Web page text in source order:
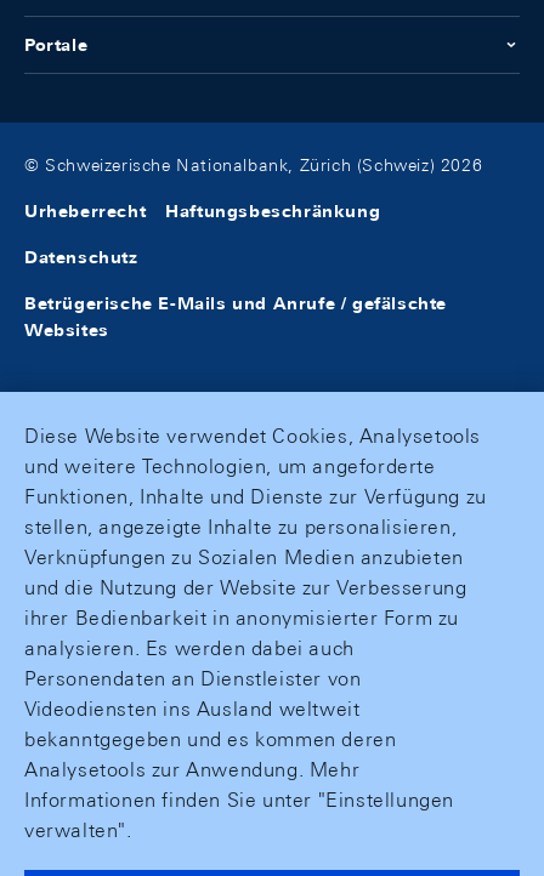
Portale
© Schweizerische Nationalbank, Zürich (Schweiz) 2026
Urheberrecht Haftungsbeschränkung
Datenschutz
Betrügerische E-Mails und Anrufe / gefälschte
Websites
Diese Website verwendet Cookies, Analysetools
und weitere Technologien, um angeforderte
Funktionen, Inhalte und Dienste zur Verfügung zu
stellen, angezeigte Inhalte zu personalisieren,
Verknüpfungen zu Sozialen Medien anzubieten
und die Nutzung der Website zur Verbesserung
ihrer Bedienbarkeit in anonymisierter Form zu
analysieren. Es werden dabei auch
Personendaten an Dienstleister von
Videodiensten ins Ausland weltweit
bekanntgegeben und es kommen deren
Analysetools zur Anwendung. Mehr
Informationen finden Sie unter "Einstellungen
verwalten".